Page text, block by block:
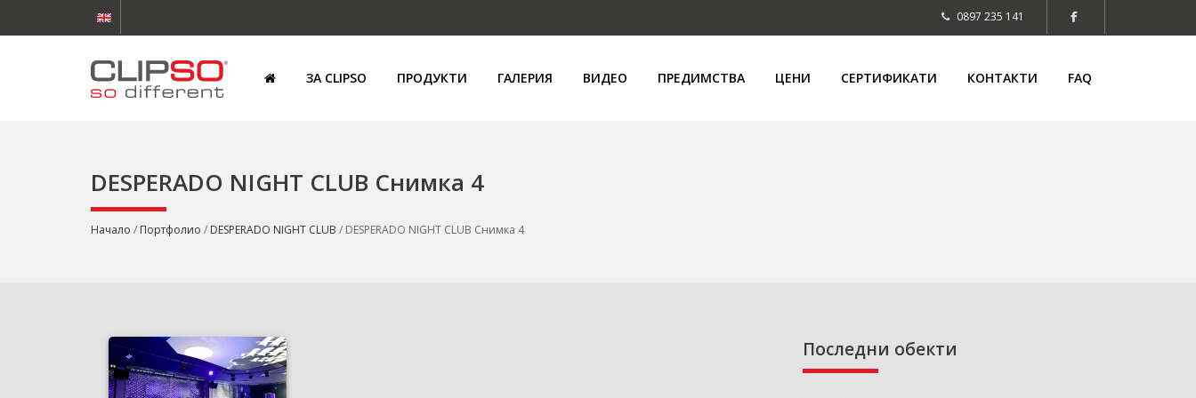
0897 235 141
ЗА CLIPSO ПРОДУКТИ ГАЛЕРИЯ ВИДЕО ПРЕДИМСТВА ЦЕНИ СЕРТИФИКАТИ КОНТАКТИ FAQ
DESPERADO NIGHT CLUB Снимка 4
Начало / Портфолио / DESPERADO NIGHT CLUB / DESPERADO NIGHT CLUB Снимка 4
Последни обекти